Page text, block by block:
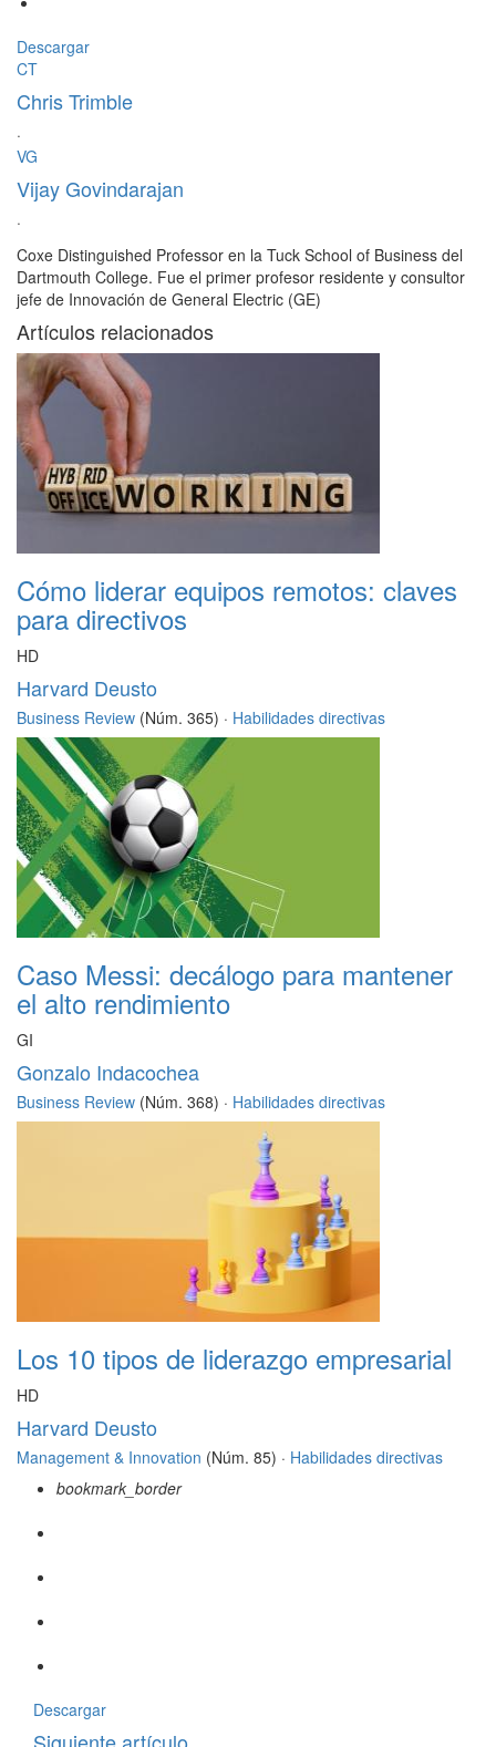
Descargar
CT
Chris Trimble
·
VG
Vijay Govindarajan
·
Coxe Distinguished Professor en la Tuck School of Business del
Dartmouth College. Fue el primer profesor residente y consultor
jefe de Innovación de General Electric (GE)
Artículos relacionados
Cómo liderar equipos remotos: claves
para directivos
HD
Harvard Deusto
Business Review (Núm. 365) · Habilidades directivas
Caso Messi: decálogo para mantener
el alto rendimiento
GI
Gonzalo Indacochea
Business Review (Núm. 368) · Habilidades directivas
Los 10 tipos de liderazgo empresarial
HD
Harvard Deusto
Management & Innovation (Núm. 85) · Habilidades directivas
bookmark_border
Descargar